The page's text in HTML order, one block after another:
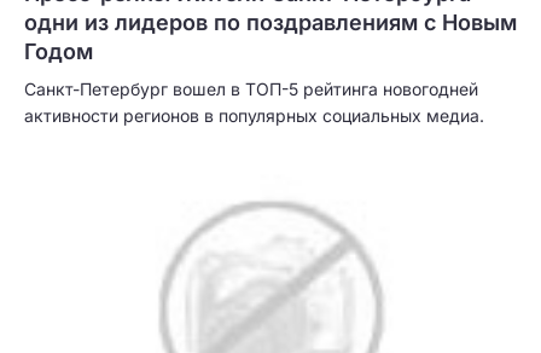
одни из лидеров по поздравлениям с Новым
Годом
Санкт-Петербург вошел в ТОП-5 рейтинга новогодней
активности регионов в популярных социальных медиа.